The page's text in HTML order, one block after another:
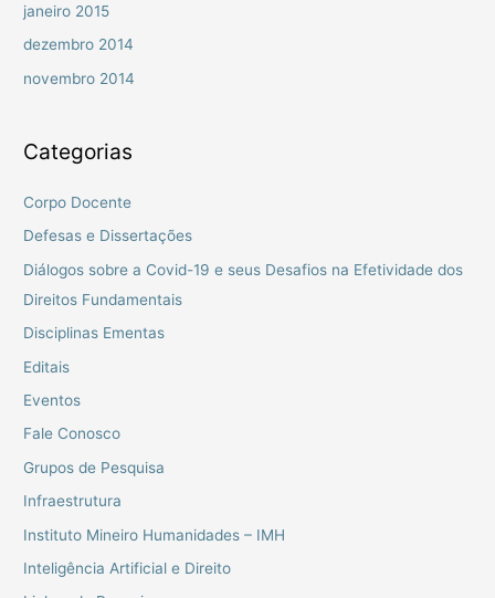
janeiro 2015
dezembro 2014
novembro 2014
Categorias
Corpo Docente
Defesas e Dissertações
Diálogos sobre a Covid-19 e seus Desafios na Efetividade dos
Direitos Fundamentais
Disciplinas Ementas
Editais
Eventos
Fale Conosco
Grupos de Pesquisa
Infraestrutura
Instituto Mineiro Humanidades – IMH
Inteligência Artificial e Direito